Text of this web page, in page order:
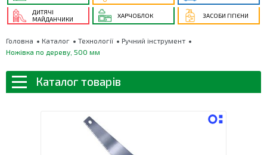
ДИТЯЧІ
МАЙДАНЧИКИ
ХАРЧОБЛОК ЗАСОБИ ГІГІЄНИ
Головна Каталог Технології
Ручний інструмент
Ножівка по дереву, 500 мм
Каталог товарів